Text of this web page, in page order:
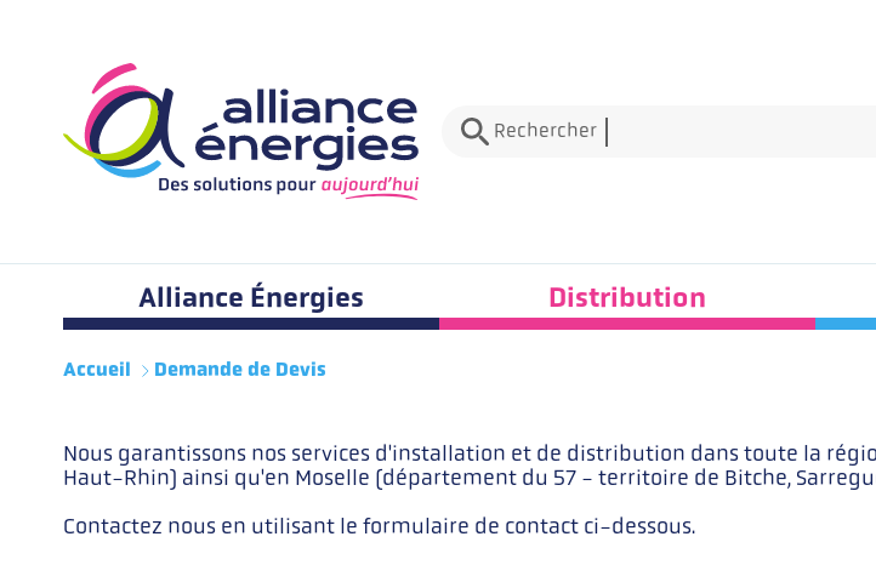
Rechercher
Menu principale
Alliance Énergies Distribution
Accueil Demande de Devis
Introduction
Nous garantissons nos services d'installation et de distribution dans toute la
Haut-Rhin) ainsi qu'en Moselle (département du 57 - territoire de Bitche,
Contactez nous en utilisant le formulaire de contact ci-dessous.